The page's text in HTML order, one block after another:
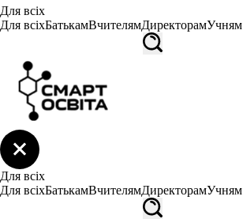
Для всіх
Для всіхБатькамВчителямДиректорамУчням
Для всіх
Для всіхБатькамВчителямДиректорамУчням